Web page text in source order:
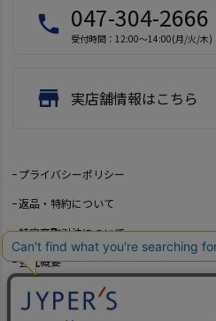
local_phone 047-304-2666
受付時間：12:00～14:00(月/火/木)
store 実店舗情報はこちら
プライバシーポリシー
返品・特約について
特定商取引法について
会社概要
よくあるご質問